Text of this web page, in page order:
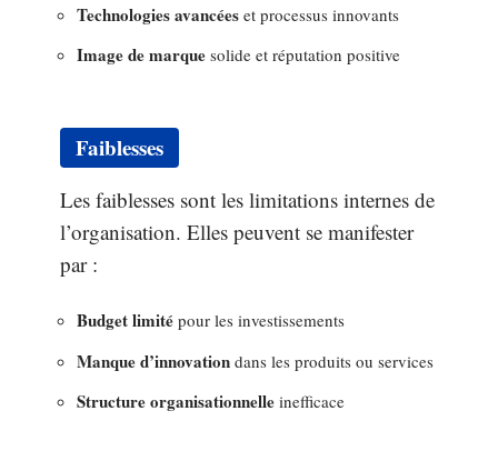
Technologies avancées et processus innovants
Image de marque solide et réputation positive
Faiblesses
Les faiblesses sont les limitations internes de
l’organisation. Elles peuvent se manifester
par :
Budget limité pour les investissements
Manque d’innovation dans les produits ou services
Structure organisationnelle inefficace